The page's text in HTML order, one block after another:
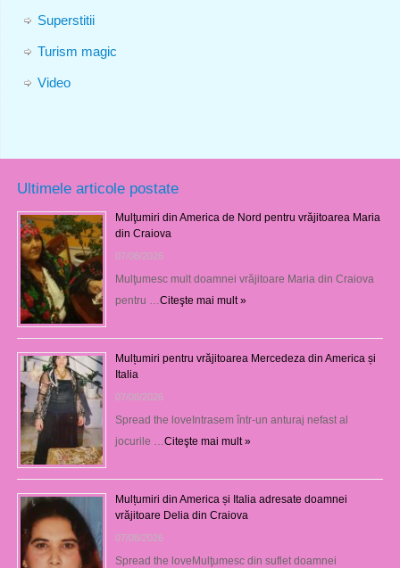
Superstitii
Turism magic
Video
Ultimele articole postate
Mulţumiri din America de Nord pentru vrăjitoarea Maria
din Craiova
07/08/2026
Mulţumesc mult doamnei vrăjitoare Maria din Craiova
pentru … Citeşte mai mult »
Mulțumiri pentru vrăjitoarea Mercedeza din America și
Italia
07/08/2026
Spread the loveIntrasem într-un anturaj nefast al
jocurile … Citeşte mai mult »
Mulțumiri din America și Italia adresate doamnei
vrăjitoare Delia din Craiova
07/08/2026
Spread the loveMulţumesc din suflet doamnei